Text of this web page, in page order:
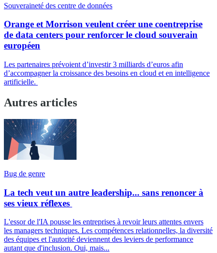
Souveraineté des centre de données
Orange et Morrison veulent créer une coentreprise
de data centers pour renforcer le cloud souverain
européen
Les partenaires prévoient d’investir 3 milliards d’euros afin
d’accompagner la croissance des besoins en cloud et en intelligence
artificielle.
Autres articles
Bug de genre
La tech veut un autre leadership... sans renoncer à
ses vieux réflexes
L'essor de l'IA pousse les entreprises à revoir leurs attentes envers
les managers techniques. Les compétences relationnelles, la diversité
des équipes et l'autorité deviennent des leviers de performance
autant que d'inclusion. Oui, mais...